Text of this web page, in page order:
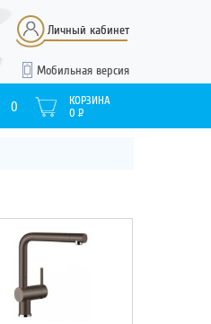
Мобильная версия
Личный кабинет
0
КОРЗИНА
0 Р